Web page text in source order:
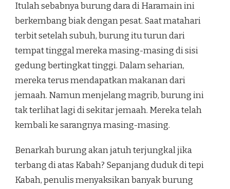
Itulah sebabnya burung dara di Haramain ini
berkembang biak dengan pesat. Saat matahari
terbit setelah subuh, burung itu turun dari
tempat tinggal mereka masing-masing di sisi
gedung bertingkat tinggi. Dalam seharian,
mereka terus mendapatkan makanan dari
jemaah. Namun menjelang magrib, burung ini
tak terlihat lagi di sekitar jemaah. Mereka telah
kembali ke sarangnya masing-masing.
Benarkah burung akan jatuh terjungkal jika
terbang di atas Kabah? Sepanjang duduk di tepi
Kabah, penulis menyaksikan banyak burung